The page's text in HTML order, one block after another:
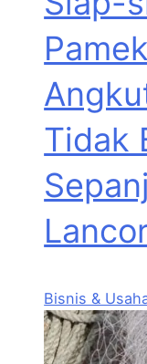
Tidak
Bisnis &